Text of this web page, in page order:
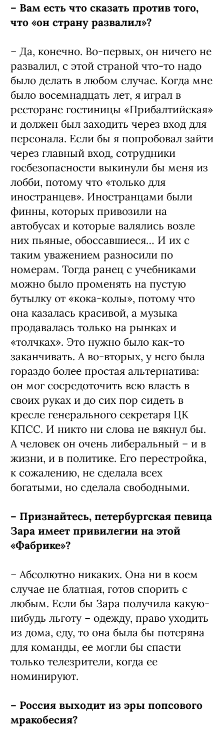
– Вам есть что сказать против того,
что «он страну развалил»?
– Да, конечно. Во-первых, он ничего не
развалил, с этой страной что-то надо
было делать в любом случае. Когда мне
было восемнадцать лет, я играл в
ресторане гостиницы «Прибалтийская»
и должен был заходить через вход для
персонала. Если бы я попробовал зайти
через главный вход, сотрудники
госбезопасности выкинули бы меня из
лобби, потому что «только для
иностранцев». Иностранцами были
финны, которых привозили на
автобусах и которые валялись возле
них пьяные, обоссавшиеся… И их с
таким уважением разносили по
номерам. Тогда ранец с учебниками
можно было променять на пустую
бутылку от «кока-колы», потому что
она казалась красивой, а музыка
продавалась только на рынках и
«толчках». Это нужно было как-то
заканчивать. А во-вторых, у него была
гораздо более простая альтернатива:
он мог сосредоточить всю власть в
своих руках и до сих пор сидеть в
кресле генерального секретаря ЦК
КПСС. И никто ни слова не вякнул бы.
А человек он очень либеральный – и в
жизни, и в политике. Его перестройка,
к сожалению, не сделала всех
богатыми, но сделала свободными.
– Признайтесь, петербургская певица
Зара имеет привилегии на этой
«Фабрике»?
– Абсолютно никаких. Она ни в коем
случае не блатная, готов спорить с
любым. Если бы Зара получила какую-
нибудь льготу – одежду, право уходить
из дома, еду, то она была бы потеряна
для команды, ее могли бы спасти
только телезрители, когда ее
номинируют.
– Россия выходит из эры попсового
мракобесия?